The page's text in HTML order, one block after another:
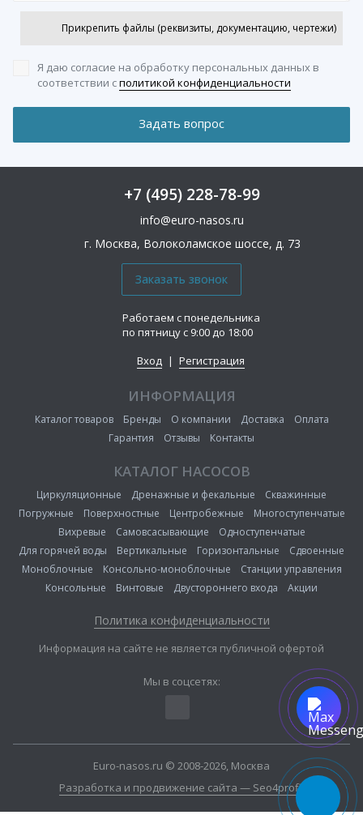
Прикрепить файлы (реквизиты, документацию, чертежи)
Я даю согласие на обработку персональных данных в
соответствии сполитикой конфиденциальности
+7 (495) 228-78-99
info@euro-nasos.ru
г. Москва, Волоколамское шоссе, д. 73
Работаем с понедельника
по пятницу с 9:00 до 18:00
Вход | Регистрация
ИНФОРМАЦИЯ
Каталог товаров Бренды О компании Доставка
Оплата
Гарантия
Отзывы Контакты
КАТАЛОГ НАСОСОВ
Циркуляционные Дренажные и фекальные
Скважинные
Погружные
Поверхностные Центробежные
Многоступенчатые
Вихревые
Самовсасывающие
Одноступенчатые
Для горячей воды
Вертикальные Горизонтальные
Сдвоенные
Моноблочные
Консольно-моноблочные
Станции управления
Консольные
Винтовые Двустороннего входа Акции
Политика конфиденциальности
Информация на сайте не является публичной офертой
Мы в соцсетях:
Euro-nasos.ru © 2008-2026, Москва
Разработка и продвижение сайта — Seo4profit